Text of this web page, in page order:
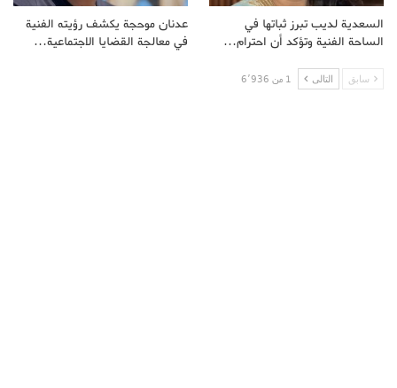
السعدية لديب تبرز ثباتها في
الساحة الفنية وتؤكد أن احترام…
عدنان موحجة يكشف رؤيته الفنية
في معالجة القضايا الاجتماعية…
سابق التالى 1 من 6٬936